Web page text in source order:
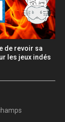
de revoir sa
les jeux indés